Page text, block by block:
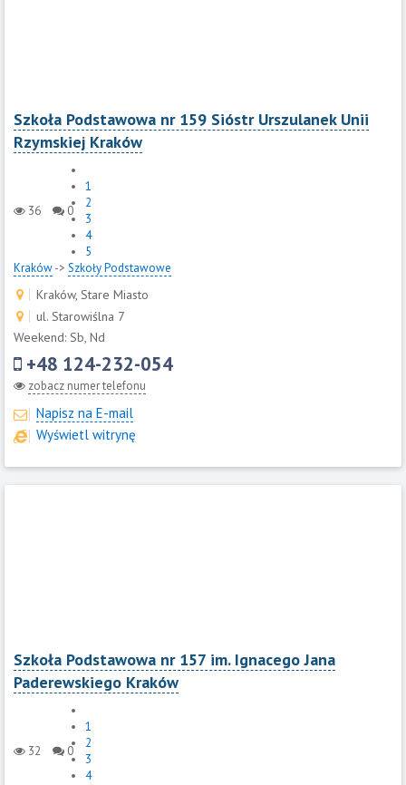
Szkoła Podstawowa nr 159 Sióstr Urszulanek Unii
Rzymskiej Kraków
36 0
1
2
3
4
5
Kraków-> Szkoły Podstawowe
Kraków, Stare Miasto
ul. Starowiślna 7
Weekend: Sb, Nd
+48 124-232-054
zobacz numer telefonu
Napisz na E-mail
Wyświetl witrynę
Szkoła Podstawowa nr 157 im. Ignacego Jana
Paderewskiego Kraków
32 0
1
2
3
4